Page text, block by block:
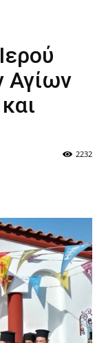
Αγίων
2232